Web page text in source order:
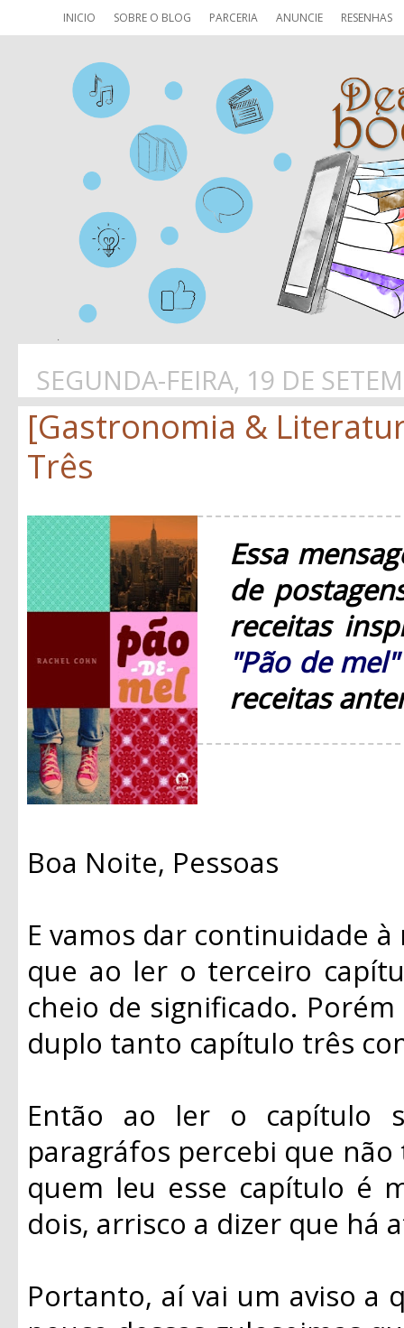
INICIO SOBRE O BLOG PARCERIA ANUNCIE RESENHAS
SEGUNDA-FEIRA, 19 DE
[Gastronomia &
Três
Essa
de
receitas
"Pão de
receitas
Boa Noite, Pessoas
E vamos dar continuidade
que ao ler o terceiro
cheio de significado.
duplo tanto capítulo três
Então ao ler o capítulo
paragráfos percebi que
quem leu esse capítulo é
dois, arrisco a dizer que há
Portanto, aí vai um aviso a